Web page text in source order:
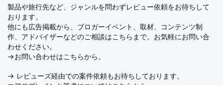
製品や旅行先など、ジャンルを問わずレビュー依頼をお待ちして
おります。
他にも広告掲載から、ブロガーイベント、取材、コンテンツ制
作、アドバイザーなどのご相談はこちらまで。お気軽にお問い合
わせください。
→お問い合わせはこちらから。
→ レビューズ経由での案件依頼もお待ちしております。